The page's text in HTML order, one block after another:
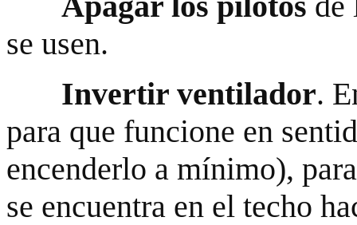
se usen.
Invertir ventilador.
para que funcione en
encenderlo a mínimo),
se encuentra en el techo